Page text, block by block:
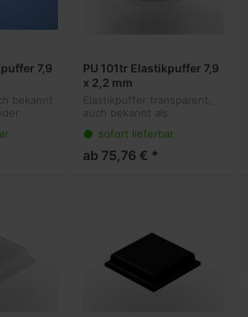
7,9
bekannt
viele
kleben
und
PU 101tr Elastikpuffer 7,9
x 2,2 mm
Elastikpuffer transparent,
auch bekannt als
Anschlagpuffer sind die
ideale Lösung für viele
Anwendungen. Sie kleben
sofort lieferbar
ab 75,76 € *